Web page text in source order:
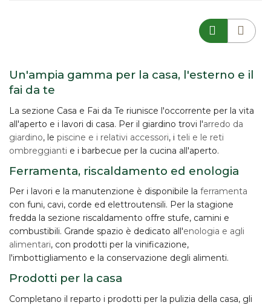
Un'ampia gamma per la casa, l'esterno e il
fai da te
La sezione Casa e Fai da Te riunisce l'occorrente per la vita
all'aperto e i lavori di casa. Per il giardino trovi l'arredo da
giardino, le piscine e i relativi accessori, i teli e le reti
ombreggianti e i barbecue per la cucina all'aperto.
Ferramenta, riscaldamento ed enologia
Per i lavori e la manutenzione è disponibile la ferramenta
con funi, cavi, corde ed elettroutensili. Per la stagione
fredda la sezione riscaldamento offre stufe, camini e
combustibili. Grande spazio è dedicato all'enologia e agli
alimentari, con prodotti per la vinificazione,
l'imbottigliamento e la conservazione degli alimenti.
Prodotti per la casa
Completano il reparto i prodotti per la pulizia della casa, gli